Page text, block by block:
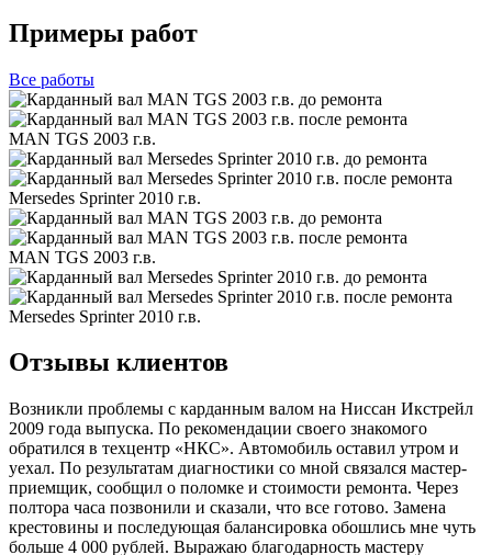
Примеры работ
Все работы
MAN TGS 2003 г.в.
Mersedes Sprinter 2010 г.в.
MAN TGS 2003 г.в.
Mersedes Sprinter 2010 г.в.
Отзывы клиентов
Возникли проблемы с карданным валом на Ниссан Икстрейл
2009 года выпуска. По рекомендации своего знакомого
обратился в техцентр «НКС». Автомобиль оставил утром и
уехал. По результатам диагностики со мной связался мастер-
приемщик, сообщил о поломке и стоимости ремонта. Через
полтора часа позвонили и сказали, что все готово. Замена
крестовины и последующая балансировка обошлись мне чуть
больше 4 000 рублей. Выражаю благодарность мастеру